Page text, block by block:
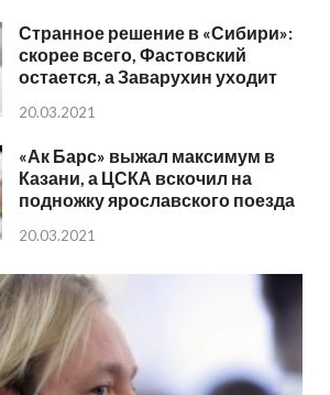
Странное решение в «Сибири»:
скорее всего, Фастовский
остается, а Заварухин уходит
20.03.2021
«Ак Барс» выжал максимум в
Казани, а ЦСКА вскочил на
подножку ярославского поезда
20.03.2021